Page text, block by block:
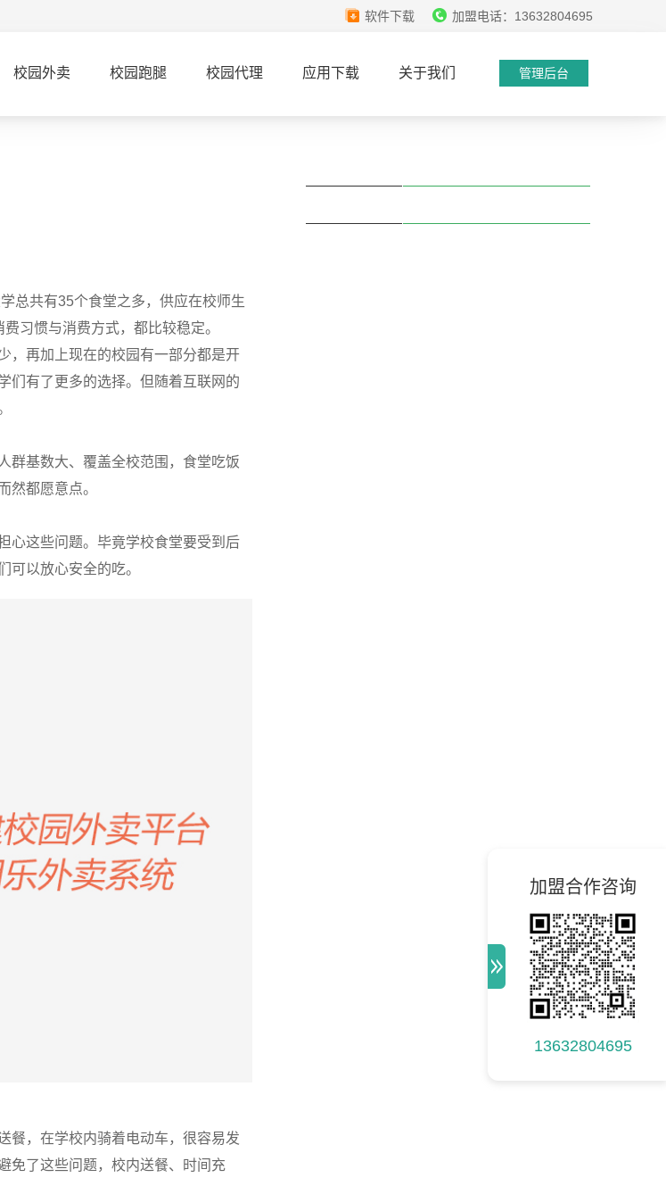
软件下载 加盟电话：13632804695
校园外卖 校园跑腿 校园代理 应用下载 关于我们 管理后台
加盟合作咨询
13632804695
总共有35个食堂之多，供应在校师生
习惯与消费方式，都比较稳定。
，再加上现在的校园有一部分都是开
们有了更多的选择。但随着互联网的
群基数大、覆盖全校范围，食堂吃饭
然都愿意点。
心这些问题。毕竟学校食堂要受到后
可以放心安全的吃。
餐，在学校内骑着电动车，很容易发
免了这些问题，校内送餐、时间充